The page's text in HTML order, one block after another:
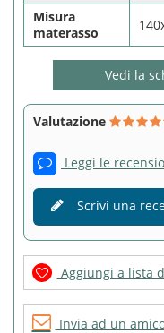
Misura
materasso
Vedi la
Valutazione
Leggi le
Scrivi una
Aggiungi a lista
Invia ad un